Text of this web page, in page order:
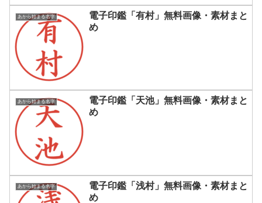
あから始まる名字
電子印鑑「有村」無料画像・素材まと
め
あから始まる名字
電子印鑑「天池」無料画像・素材まと
め
あから始まる名字
電子印鑑「浅村」無料画像・素材まと
め